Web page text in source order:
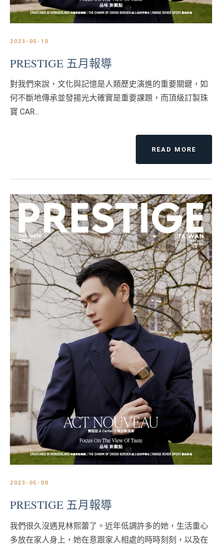
2023-05-10
PRESTIGE 五月報導
對我們來說，文化與記憶是人類歷史演進的重要關鍵，如
何不斷地傳承並發揚光大確實是重要課題，而頂級訂製珠
寶 CAR...
READ MORE
2023-05-08
PRESTIGE 五月報導
我們很久沒遇見林熙蕾了。近年低調許多的她，生活重心
多放在家人身上，她在意跟家人相處的時時刻刻，以及在